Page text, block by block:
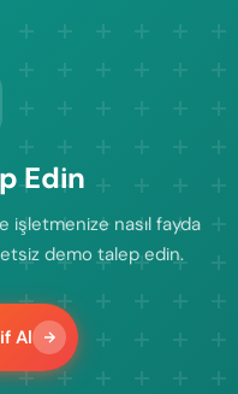
Edin
işletmenize nasıl fayda
demo talep edin.
Al